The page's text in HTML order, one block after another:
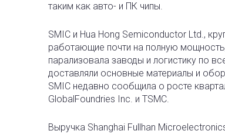
таким как авто- и ПК чипы.
SMIC и Hua Hong Semiconductor Ltd.,
работающие почти на полную
парализовала заводы и логистику по
доставляли основные материалы и
SMIC недавно сообщила о росте
GlobalFoundries Inc. и TSMC.
Выручка Shanghai Fullhan